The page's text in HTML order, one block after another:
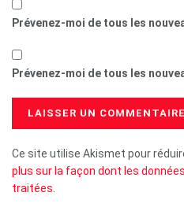
Prévenez-moi de tous les
Prévenez-moi de tous les
Ce site utilise Akismet pour
plus sur la façon dont les
traitées